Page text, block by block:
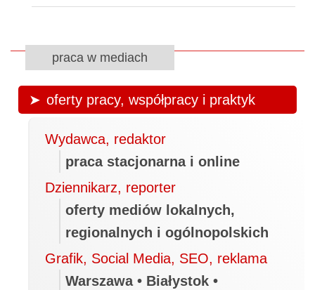
praca w mediach
oferty pracy, współpracy i praktyk
Wydawca, redaktor
praca stacjonarna i online
Dziennikarz, reporter
oferty mediów lokalnych,
regionalnych i ogólnopolskich
Grafik, Social Media, SEO, reklama
Warszawa • Białystok •